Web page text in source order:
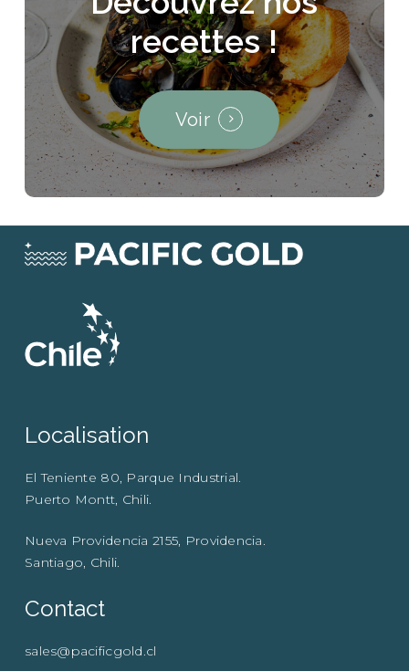
recettes !
Voir
Localisation
El Teniente 80, Parque Industrial.
Puerto Montt, Chili.
Nueva Providencia 2155, Providencia.
Santiago, Chili.
Contact
sales@pacificgold.cl